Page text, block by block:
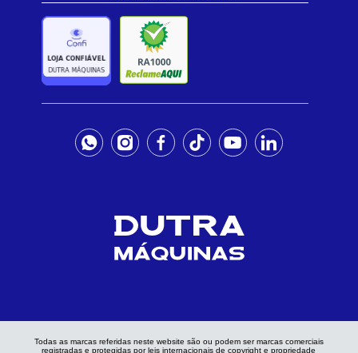
Todas as marcas referidas neste website são ou podem ser marcas comerciais
registradas e protegidas por leis internacionais de copyright e propriedade